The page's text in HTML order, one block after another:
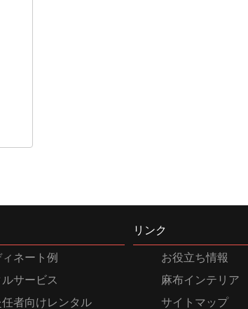
ネート例
サービス
者向けレンタル
リンク
お役立ち情報
麻布インテリア
サイトマップ